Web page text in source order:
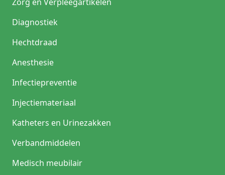
Diagnostiek
Hechtdraad
Anesthesie
Infectiepreventie
Injectiemateriaal
Katheters en Urinezakken
Verbandmiddelen
Medisch meubilair